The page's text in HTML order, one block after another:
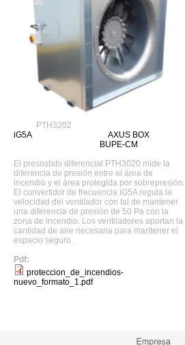
PTH3202
iG5A
AXUS BOX
BUPE-CM
El presostato diferencial PTH3020 mide la
diferencia de presión entre el área de
incendio y el área protegida por sobrepresión.
El convertidor de frecuencia iG5A regula la
velocidad del ventilador con tal de mantener
una diferencia de presión de 50 Pa con la
zona de incendio. Los ventiladores aportan la
cantidad de aire necesaria para mantener el
espacio seguro.
Pdf:
proteccion_de_incendios-
nuevo_formato_1.pdf